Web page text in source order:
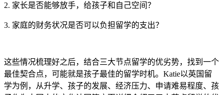
2. 家长是否能够放手，给孩子和自己空间？
3. 家庭的财务状况是否可以负担留学的支出？
这些情况梳理好之后，结合三大节点留学的优劣势，找到一个
最佳契合点，可能就是孩子最佳的留学时机。Katie以英国留
学为例，从升学、孩子的发展、经济压力、申请难易程度、孩